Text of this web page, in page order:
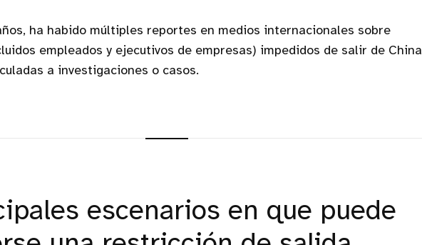
ha habido múltiples reportes en medios internacionales sobre
empleados y ejecutivos de empresas) impedidos de salir de China
a investigaciones o casos.
escenarios en que puede